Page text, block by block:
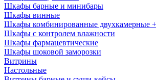
Шкафы барные и минибары
Шкафы винные
Шкафы комбинированные двухкамерные
Шкафы с контролем влажности
Шкафы фармацевтические
Шкафы шоковой заморозки
Витрины
Настольные